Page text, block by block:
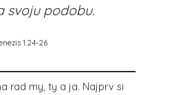
svoju podobu.
1:24-26
rad my, ty a ja. Najprv si